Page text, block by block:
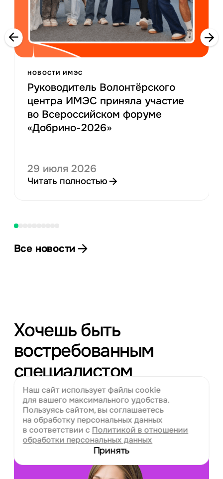
НОВОСТИ ИМЭС
Руководитель Волонтёрского
центра ИМЭС приняла участие
во Всероссийском форуме
«Добрино-2026»
29 июля 2026
Читать полностью
Все новости
Хочешь быть
востребованным
специалистом
и работать
в престижных
компаниях?
Наш сайт использует файлы cookie
для вашего максимального удобства.
Пользуясь сайтом, вы соглашаетесь
на обработку персональных данных
в соответствии с Политикой в отношении
обработки персональных данных
Принять